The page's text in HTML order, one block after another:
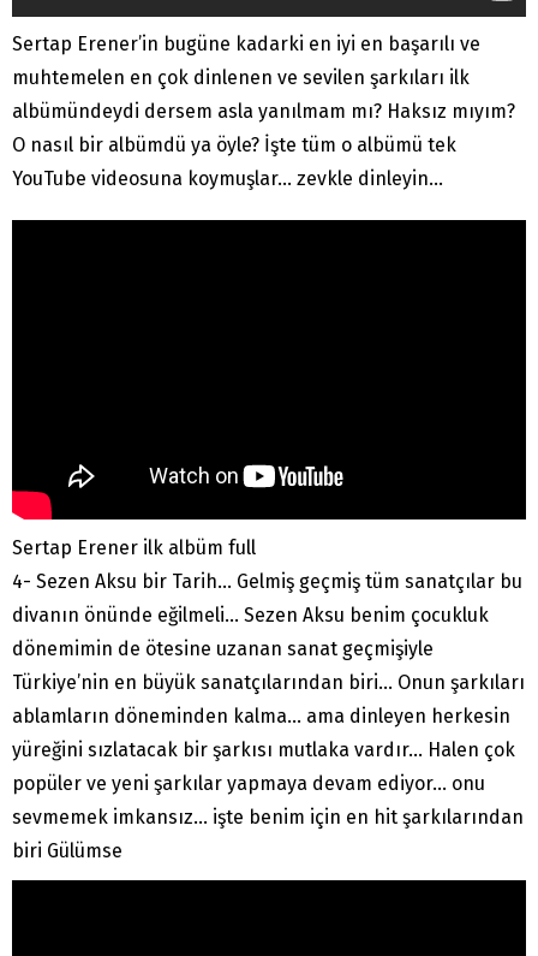
Sertap Erener’in bugüne kadarki en iyi en başarılı ve
muhtemelen en çok dinlenen ve sevilen şarkıları ilk
albümündeydi dersem asla yanılmam mı? Haksız mıyım?
O nasıl bir albümdü ya öyle? İşte tüm o albümü tek
YouTube videosuna koymuşlar… zevkle dinleyin…
Sertap Erener ilk albüm full
4- Sezen Aksu bir Tarih… Gelmiş geçmiş tüm sanatçılar bu
divanın önünde eğilmeli… Sezen Aksu benim çocukluk
dönemimin de ötesine uzanan sanat geçmişiyle
Türkiye’nin en büyük sanatçılarından biri… Onun şarkıları
ablamların döneminden kalma… ama dinleyen herkesin
yüreğini sızlatacak bir şarkısı mutlaka vardır… Halen çok
popüler ve yeni şarkılar yapmaya devam ediyor… onu
sevmemek imkansız… işte benim için en hit şarkılarından
biri Gülümse